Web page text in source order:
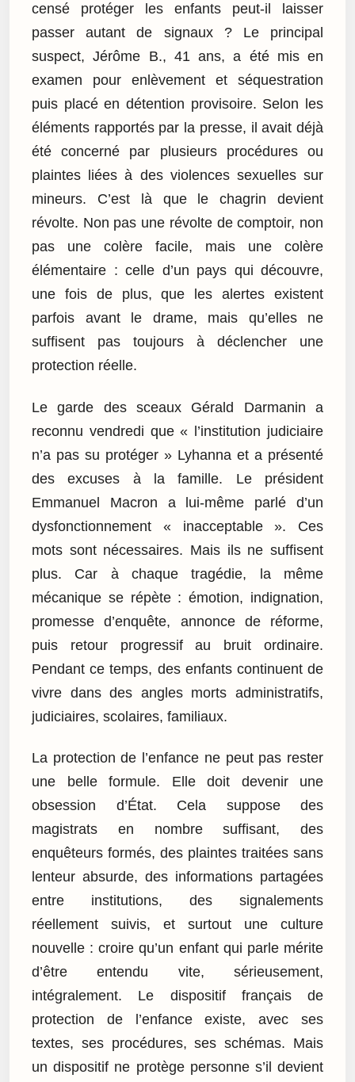
censé protéger les enfants peut-il laisser
passer autant de signaux ? Le principal
suspect, Jérôme B., 41 ans, a été mis en
examen pour enlèvement et séquestration
puis placé en détention provisoire. Selon les
éléments rapportés par la presse, il avait déjà
été concerné par plusieurs procédures ou
plaintes liées à des violences sexuelles sur
mineurs. C’est là que le chagrin devient
révolte. Non pas une révolte de comptoir, non
pas une colère facile, mais une colère
élémentaire : celle d’un pays qui découvre,
une fois de plus, que les alertes existent
parfois avant le drame, mais qu’elles ne
suffisent pas toujours à déclencher une
protection réelle.
Le garde des sceaux Gérald Darmanin a
reconnu vendredi que « l’institution judiciaire
n’a pas su protéger » Lyhanna et a présenté
des excuses à la famille. Le président
Emmanuel Macron a lui-même parlé d’un
dysfonctionnement « inacceptable ». Ces
mots sont nécessaires. Mais ils ne suffisent
plus. Car à chaque tragédie, la même
mécanique se répète : émotion, indignation,
promesse d’enquête, annonce de réforme,
puis retour progressif au bruit ordinaire.
Pendant ce temps, des enfants continuent de
vivre dans des angles morts administratifs,
judiciaires, scolaires, familiaux.
La protection de l’enfance ne peut pas rester
une belle formule. Elle doit devenir une
obsession d’État. Cela suppose des
magistrats en nombre suffisant, des
enquêteurs formés, des plaintes traitées sans
lenteur absurde, des informations partagées
entre institutions, des signalements
réellement suivis, et surtout une culture
nouvelle : croire qu’un enfant qui parle mérite
d’être entendu vite, sérieusement,
intégralement. Le dispositif français de
protection de l’enfance existe, avec ses
textes, ses procédures, ses schémas. Mais
un dispositif ne protège personne s’il devient